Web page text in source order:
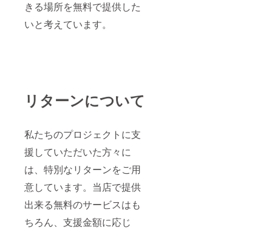
きる場所を無料で提供した
いと考えています。
リターンについて
私たちのプロジェクトに支
援していただいた方々に
は、特別なリターンをご用
意しています。当店で提供
出来る無料のサービスはも
ちろん、支援金額に応じ